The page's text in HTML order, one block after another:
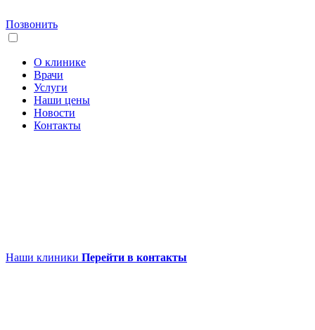
Позвонить
О клинике
Врачи
Услуги
Наши цены
Новости
Контакты
Наши клиники Перейти в контакты